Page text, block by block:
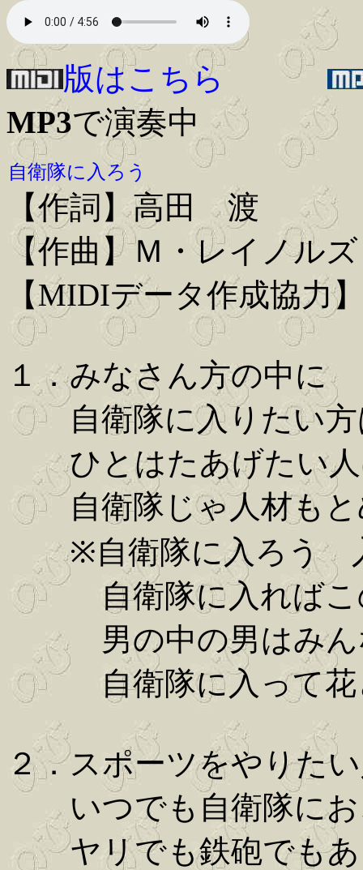
版はこちら
MP3で演奏中
自衛隊に入ろう
【作詞】高田 渡
【作曲】Ｍ・レイノルズ
【MIDIデータ作成協力
１．みなさん方の中に
自衛隊に入りたい方
ひとはたあげたい人
自衛隊じゃ人材もと
※自衛隊に入ろう
自衛隊に入ればこ
男の中の男はみん
自衛隊に入って花
２．スポーツをやりた
いつでも自衛隊にお
ヤリでも鉄砲でもあ